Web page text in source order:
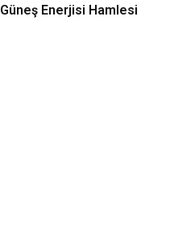
Güneş Enerjisi Hamlesi